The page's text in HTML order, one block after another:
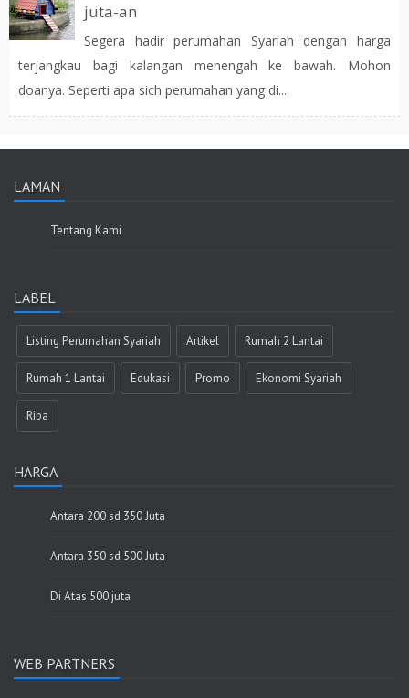
juta-an
Segera hadir perumahan Syariah dengan harga
terjangkau bagi kalangan menengah ke bawah. Mohon
doanya. Seperti apa sich perumahan yang di...
LAMAN
Tentang Kami
LABEL
Listing Perumahan Syariah Artikel Rumah 2 Lantai
Rumah 1 Lantai Edukasi Promo Ekonomi Syariah
Riba
HARGA
Antara 200 sd 350 Juta
Antara 350 sd 500 Juta
Di Atas 500 juta
WEB PARTNERS